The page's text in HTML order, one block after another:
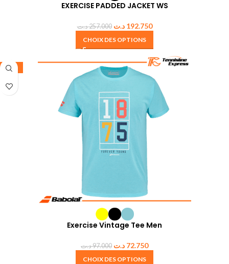
EXERCISE PADDED JACKET WS
257.000د.ت 192.750 د.ت
CHOIX DES OPTIONS
-25%
Exercise Vintage Tee Men
97.000د.ت 72.750 د.ت
CHOIX DES OPTIONS